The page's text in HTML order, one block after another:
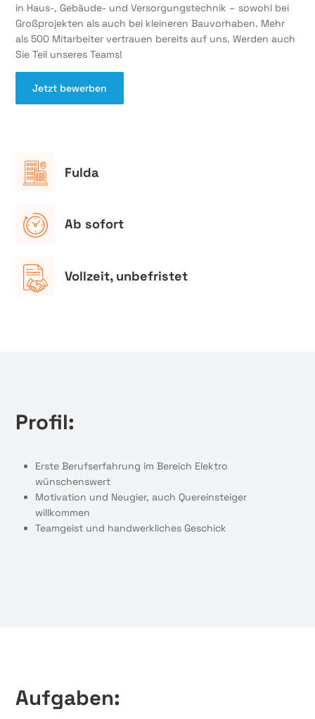
in Haus-, Gebäude- und Versorgungstechnik – sowohl bei
Großprojekten als auch bei kleineren Bauvorhaben. Mehr
als 500 Mitarbeiter vertrauen bereits auf uns. Werden auch
Sie Teil unseres Teams!
Jetzt bewerben
Fulda
Ab sofort
Vollzeit, unbefristet
Profil:
Erste Berufserfahrung im Bereich Elektro
wünschenswert
Motivation und Neugier, auch Quereinsteiger
willkommen
Teamgeist und handwerkliches Geschick
Aufgaben: